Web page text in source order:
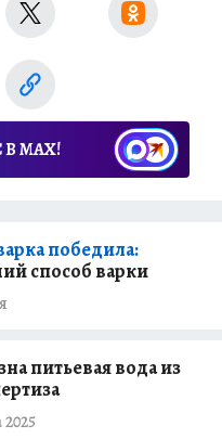
В МАХ!
победила:
способ варки
питьевая вода из
2025